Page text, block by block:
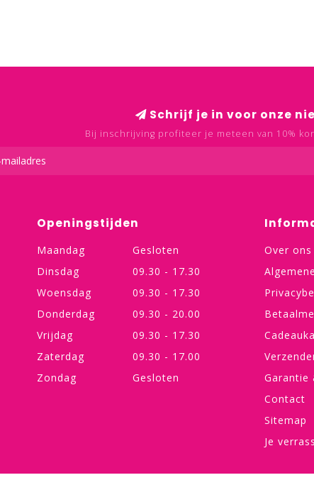
Schrijf je in voor onze
Bij inschrijving profiteer je meteen van 10%
Openingstijden
Maandag
Gesloten
Dinsdag
09.30 - 17.30
Woensdag
09.30 - 17.30
Donderdag
09.30 - 20.00
Vrijdag
09.30 - 17.30
Zaterdag
09.30 - 17.00
Zondag
Gesloten
Over ons
Garantie
Contact
Sitemap
Je